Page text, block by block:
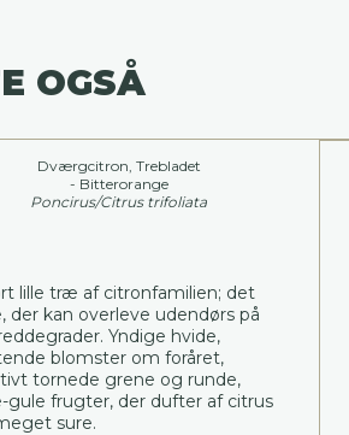
OGSÅ
Dværgcitron, Trebladet
- Bitterorange
Poncirus/Citrus trifoliata
lille træ af citronfamilien; det
der kan overleve udendørs på
Yndige hvide,
blomster om foråret,
tornede grene og runde,
gule frugter, der dufter af citrus
sure.